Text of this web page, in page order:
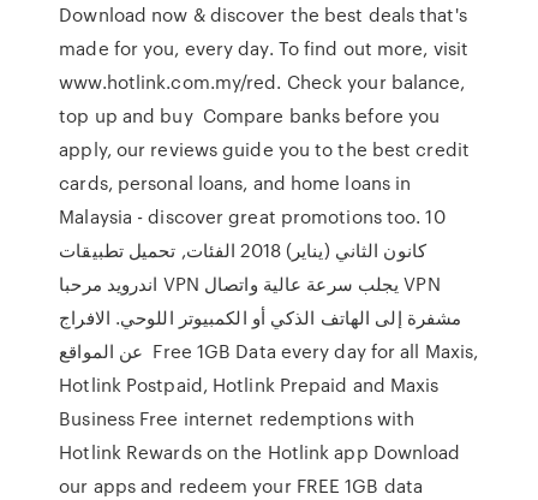
Download now & discover the best deals that's
made for you, every day. To find out more, visit
www.hotlink.com.my/red. Check your balance,
top up and buy Compare banks before you
apply, our reviews guide you to the best credit
cards, personal loans, and home loans in
Malaysia - discover great promotions too. 10
كانون الثاني (يناير) 2018 الفئات, تحميل تطبيقات
اندرويد مرحبا VPN يجلب سرعة عالية واتصال VPN
مشفرة إلى الهاتف الذكي أو الكمبيوتر اللوحي. الافراج
عن المواقع Free 1GB Data every day for all Maxis,
Hotlink Postpaid, Hotlink Prepaid and Maxis
Business Free internet redemptions with
Hotlink Rewards on the Hotlink app Download
our apps and redeem your FREE 1GB data